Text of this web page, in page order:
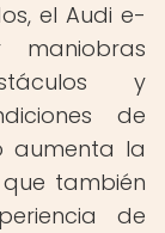
el Audi e-
y
de
aumenta la
también
de